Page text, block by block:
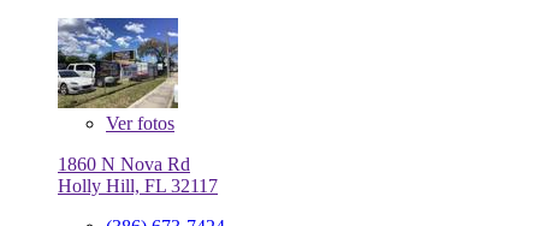
Verfotos
1860 N Nova Rd
Holly Hill, FL 32117